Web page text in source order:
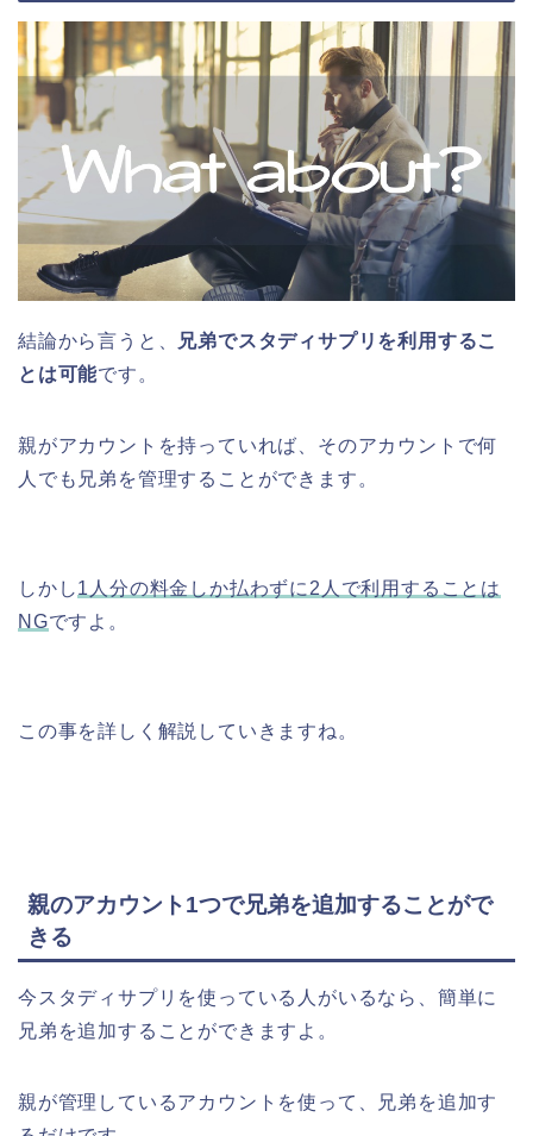
結論から言うと、
兄弟でスタディサプリを利用するこ
とは可能です。
親がアカウントを持っていれば、そのアカウントで何
人でも兄弟を管理することができます。
しかし1人分の料金しか払わずに2人で利用することは
NGですよ。
この事を詳しく解説していきますね。
親のアカウント1つで兄弟を追加することがで
きる
今スタディサプリを使っている人がいるなら、簡単に
兄弟を追加することができますよ。
親が管理しているアカウントを使って、兄弟を追加す